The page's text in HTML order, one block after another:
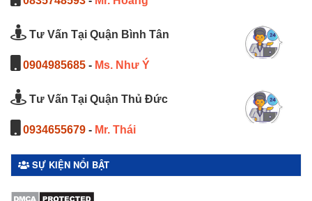
Tư Vấn Tại Quận Bình Tân
0904985685 - Ms. Như Ý
Tư Vấn Tại Quận Thủ Đức
0934655679 - Mr. Thái
SỰ KIỆN NỔI BẬT